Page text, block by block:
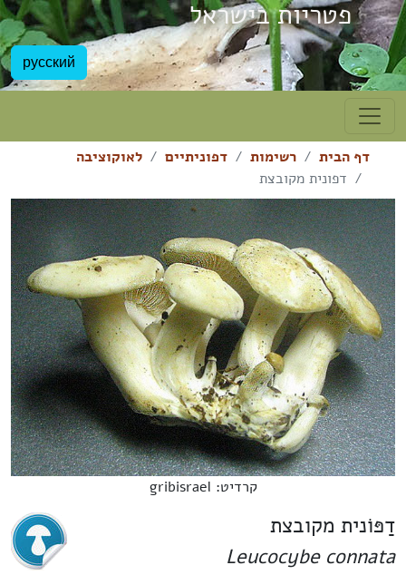
פטריות בישראל
русский
דף הבית רשימות דפוניתיים
לאוקוציבה
דפונית מקובצת
קרדיט: gribisrael
דַפּוֹנית מקובצת
Leucocybe connata